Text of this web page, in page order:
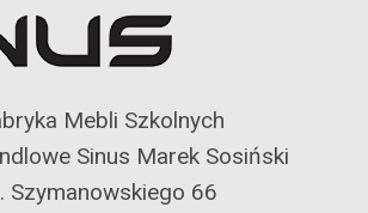
Mebli Szkolnych
Sinus Marek Sosiński
Szymanowskiego 66